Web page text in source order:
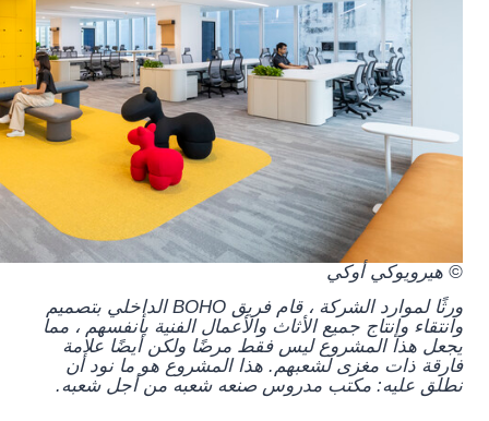
© هيرويوكي أوكي
ورثًا لموارد الشركة ، قام فريق BOHO الداخلي بتصميم
وانتقاء وإنتاج جميع الأثاث والأعمال الفنية بأنفسهم ، مما
يجعل هذا المشروع ليس فقط مرضًا ولكن أيضًا علامة
فارقة ذات مغزى لشعبهم. هذا المشروع هو ما نود أن
نطلق عليه: مكتب مدروس صنعه شعبه من أجل شعبه.